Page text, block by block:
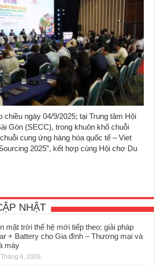
chiều ngày 04/9/2025; tại Trung tâm Hội
Gòn (SECC), trong khuôn khổ chuỗi
cung ứng hàng hóa quốc tế – Viet
2025”, kết hợp cùng Hội chợ Du
NHẬT
mặt trời thế hệ mới tiếp theo: giải pháp
+ Battery cho Gia đình – Thương mại và
máy
8, 2026